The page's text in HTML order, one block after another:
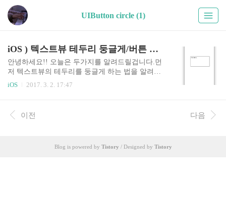
UIButton circle (1)
iOS ) 텍스트뷰 테두리 둥글게/버튼 둥글게
안녕하세요!! 오늘은 두가지를 알려드릴겁니다.먼
저 텍스트뷰의 테두리를 둥글게 하는 법을 알려드
릴게요. 먼저, 텍스트뷰에 테두리를 그리는 법은 에
rColor = UIColor.black.cgColor myTextView.backgro
undColor = .yellow 위 코드를 viewDidLoad()에 넣어
어주었어요. (지금 궁금해진건데, UIColor.black.cg
iOS 2017. 3. 2. 17:47
이전 다음
Blog is powered by Tistory / Designed by Tistory